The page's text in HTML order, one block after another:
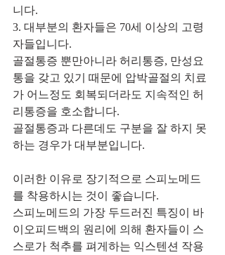
니다.
3. 대부분의 환자들은 70세 이상의 고령
자들입니다.
골절통증 뿐만아니라 허리통증, 만성요
통을 갖고 있기 때문에 압박골절의 치료
가 어느정도 회복되더라도 지속적인 허
리통증을 호소합니다.
골절통증과 다른데도 구분을 잘 하지 못
하는 경우가 대부분입니다.
이러한 이유로 장기적으로 스피노메드
를 착용하시는 것이 좋습니다.
스피노메드의 가장 두드러진 특징이 바
이오피드백의 원리에 의해 환자들이 스
스로가 척추를 펴게하는 익스텐션 작용